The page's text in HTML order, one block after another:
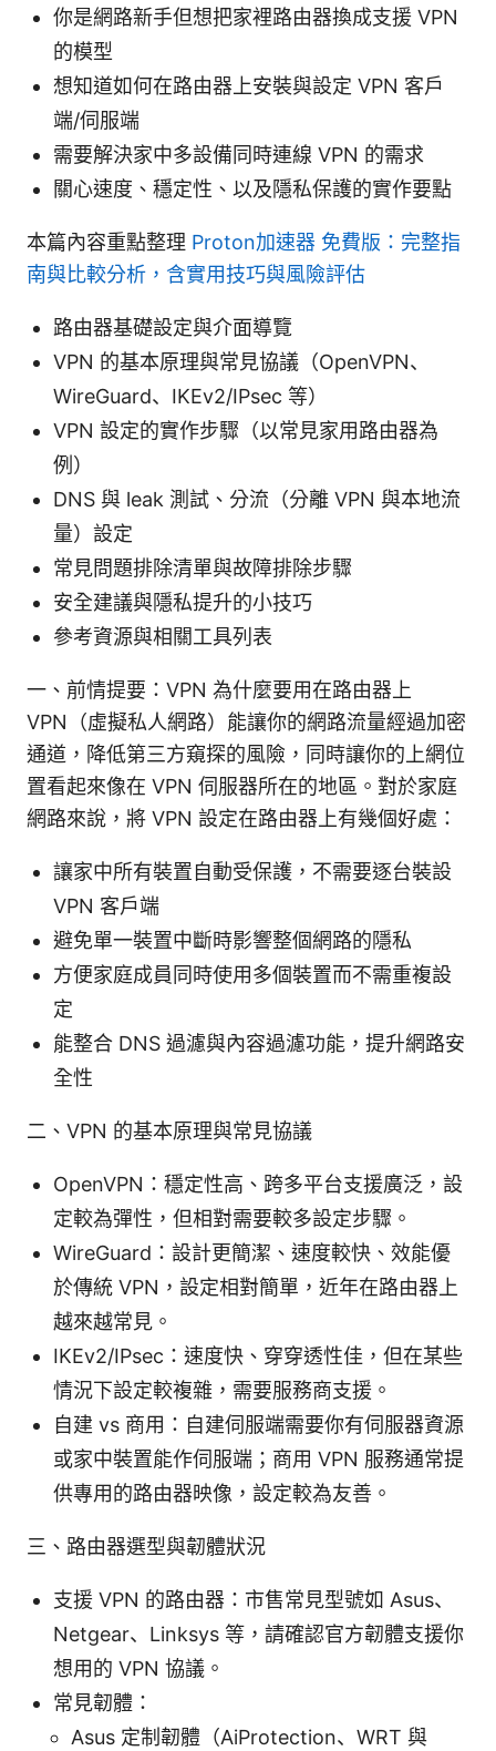
你是網路新手但想把家裡路由器換成支援 VPN
的模型
想知道如何在路由器上安裝與設定 VPN 客戶
端/伺服端
需要解決家中多設備同時連線 VPN 的需求
關心速度、穩定性、以及隱私保護的實作要點
本篇內容重點整理 Proton加速器 免費版：完整指
南與比較分析，含實用技巧與風險評估
路由器基礎設定與介面導覽
VPN 的基本原理與常見協議（OpenVPN、
WireGuard、IKEv2/IPsec 等）
VPN 設定的實作步驟（以常見家用路由器為
例）
DNS 與 leak 測試、分流（分離 VPN 與本地流
量）設定
常見問題排除清單與故障排除步驟
安全建議與隱私提升的小技巧
參考資源與相關工具列表
一、前情提要：VPN 為什麼要用在路由器上
VPN（虛擬私人網路）能讓你的網路流量經過加密
通道，降低第三方窺探的風險，同時讓你的上網位
置看起來像在 VPN 伺服器所在的地區。對於家庭
網路來說，將 VPN 設定在路由器上有幾個好處：
讓家中所有裝置自動受保護，不需要逐台裝設
VPN 客戶端
避免單一裝置中斷時影響整個網路的隱私
方便家庭成員同時使用多個裝置而不需重複設
定
能整合 DNS 過濾與內容過濾功能，提升網路安
全性
二、VPN 的基本原理與常見協議
OpenVPN：穩定性高、跨多平台支援廣泛，設
定較為彈性，但相對需要較多設定步驟。
WireGuard：設計更簡潔、速度較快、效能優
於傳統 VPN，設定相對簡單，近年在路由器上
越來越常見。
IKEv2/IPsec：速度快、穿穿透性佳，但在某些
情況下設定較複雜，需要服務商支援。
自建 vs 商用：自建伺服端需要你有伺服器資源
或家中裝置能作伺服端；商用 VPN 服務通常提
供專用的路由器映像，設定較為友善。
三、路由器選型與韌體狀況
支援 VPN 的路由器：市售常見型號如 Asus、
Netgear、Linksys 等，請確認官方韌體支援你
想用的 VPN 協議。
常見韌體：
Asus 定制韌體（AiProtection、WRT 與